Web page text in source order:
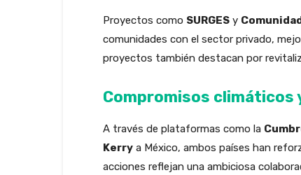
Proyectos como SURGES y
comunidades con el sector privado,
proyectos también destacan por
Compromisos climáticos
A través de plataformas como la
Kerry a México, ambos países han
acciones reflejan una ambiciosa